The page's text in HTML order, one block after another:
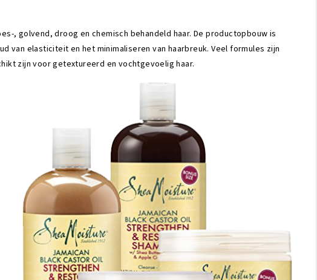
, golvend, droog en chemisch behandeld haar. De productopbouw is
elasticiteit en het minimaliseren van haarbreuk. Veel formules zijn
zijn voor getextureerd en vochtgevoelig haar.